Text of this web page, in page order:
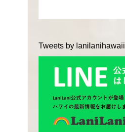
Tweets by lanilanihawaii